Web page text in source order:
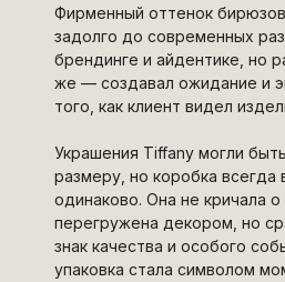
Фирменный оттенок
задолго до современных
брендинге и айдентике, но
же — создавал ожидание и
того, как клиент видел
Украшения Tiffany могли
размеру, но коробка всегда
одинаково. Она не кричала
перегружена декором, но
знак качества и особого
упаковка стала символом